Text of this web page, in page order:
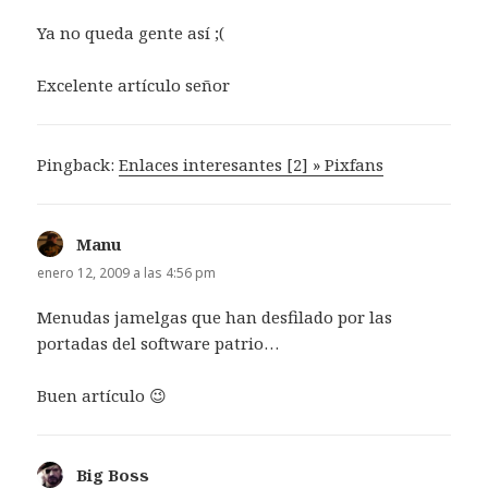
Ya no queda gente así ;(
Excelente artículo señor
Pingback:Enlaces interesantes [2] » Pixfans
Manu
enero 12, 2009 a las 4:56 pm
Menudas jamelgas que han desfilado por las
portadas del software patrio…
Buen artículo 😉
Big Boss